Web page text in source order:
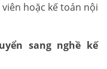
hoặc kế toán nội
sang nghề kế